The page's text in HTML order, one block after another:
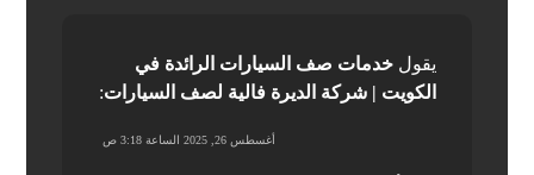
يقول خدمات صف السيارات الرائدة في
الكويت | شركة الديرة فالية لصف السيارات:
أغسطس 26, 2025 الساعة 3:18 ص